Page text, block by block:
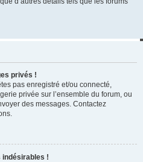
privés !
pas enregistré et/ou connecté,
privée sur l’ensemble du forum, ou
des messages. Contactez
!